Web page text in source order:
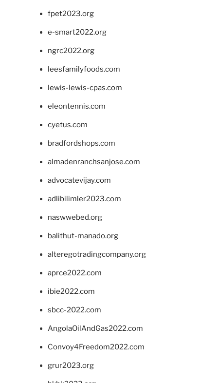
fpet2023.org
e-smart2022.org
ngrc2022.org
leesfamilyfoods.com
lewis-lewis-cpas.com
eleontennis.com
cyetus.com
bradfordshops.com
almadenranchsanjose.com
advocatevijay.com
adlibilimler2023.com
naswwebed.org
balithut-manado.org
alteregotradingcompany.org
aprce2022.com
ibie2022.com
sbcc-2022.com
AngolaOilAndGas2022.com
Convoy4Freedom2022.com
grur2023.org